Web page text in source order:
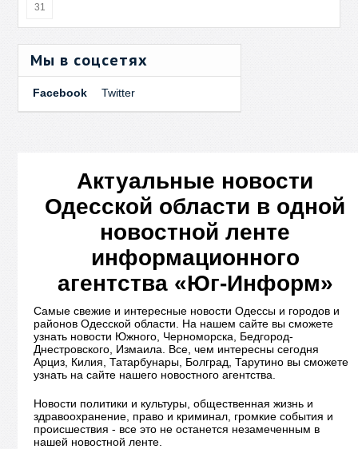
31
Мы в соцсетях
Facebook Twitter
Актуальные новости
Одесской области в одной
новостной ленте
информационного
агентства «Юг-Информ»
Самые свежие и интересные новости Одессы и городов и
районов Одесской области. На нашем сайте вы сможете
узнать новости Южного, Черноморска, Бедгород-
Днестровского, Измаила. Все, чем интересны сегодня
Арциз, Килия, Татарбунары, Болград, Тарутино вы сможете
узнать на сайте нашего новостного агентства.
Новости политики и культуры, общественная жизнь и
здравоохранение, право и криминал, громкие события и
происшествия - все это не останется незамеченным в
нашей новостной ленте.